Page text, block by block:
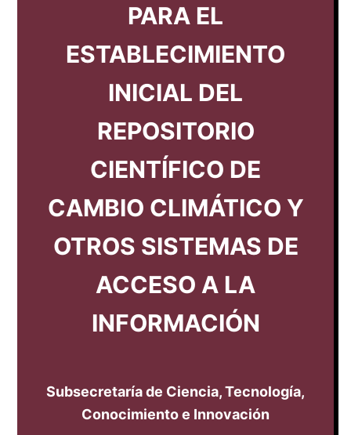
PARA EL
ESTABLECIMIENTO
INICIAL DEL
REPOSITORIO
CIENTÍFICO DE
CAMBIO CLIMÁTICO Y
OTROS SISTEMAS DE
ACCESO A LA
INFORMACIÓN
Subsecretaría de Ciencia, Tecnología,
Conocimiento e Innovación